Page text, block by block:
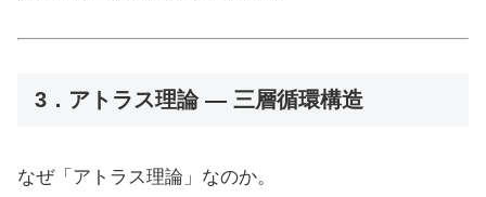
3．アトラス理論 ― 三層循環構造
なぜ「アトラス理論」なのか。